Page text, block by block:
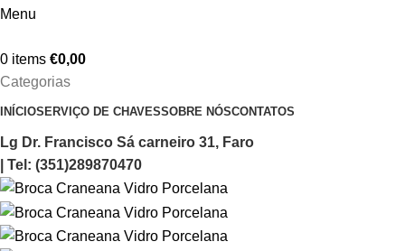
Menu
0 items €0,00
Categorias
INÍCIOSERVIÇO DE CHAVESSOBRE NÓSCONTATOS
Lg Dr. Francisco Sá carneiro 31, Faro
| Tel: (351)289870470